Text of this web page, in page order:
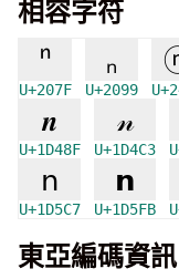
相容字符
ⁿ
U+207F
ₙ
U+2099
𝒏
U+1D48F
𝓃
U+1D4C3
𝗇
U+1D5C7
𝗻
U+1D5FB
東亞編碼資訊